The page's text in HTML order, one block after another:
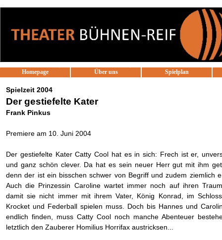
Homepage Über uns ▼
Spielplan
Spielzeit 2004
Der gestiefelte Kater
Frank Pinkus
Premiere am 10. Juni 2004
Der gestiefelte Kater Catty Cool hat es in sich: Frech ist er,
und ganz schön clever. Da hat es sein neuer Herr gut mit ihm
denn der ist ein bisschen schwer von Begriff und zudem ziemlich
Auch die Prinzessin Caroline wartet immer noch auf ihren
damit sie nicht immer mit ihrem Vater, König Konrad, im
Krocket und Federball spielen muss. Doch bis Hannes und
endlich finden, muss Catty Cool noch manche Abenteuer
letztlich den Zauberer Homilius Horrifax austricksen...